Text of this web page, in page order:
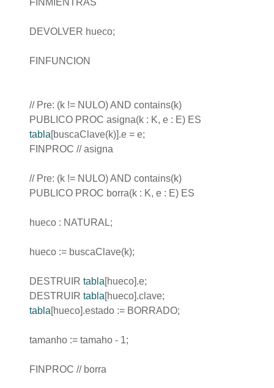
DEVOLVER hueco;
FINFUNCION
// Pre: (k != NULO) AND contains(k)
PUBLICO PROC asigna(k : K, e : E) ES
tabla[buscaClave(k)].e = e;
FINPROC // asigna
// Pre: (k != NULO) AND contains(k)
PUBLICO PROC borra(k : K, e : E) ES
hueco : NATURAL;
hueco := buscaClave(k);
DESTRUIR tabla[hueco].e;
DESTRUIR tabla[hueco].clave;
tabla[hueco].estado := BORRADO;
tamanho := tamaho - 1;
FINPROC // borra